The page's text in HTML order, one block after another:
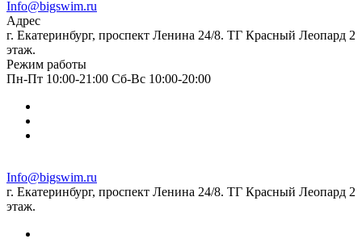
Info@bigswim.ru
Адрес
г. Екатеринбург, проспект Ленина 24/8. ТГ Красный Леопард 2
этаж.
Режим работы
Пн-Пт 10:00-21:00 Сб-Вс 10:00-20:00
Info@bigswim.ru
г. Екатеринбург, проспект Ленина 24/8. ТГ Красный Леопард 2
этаж.